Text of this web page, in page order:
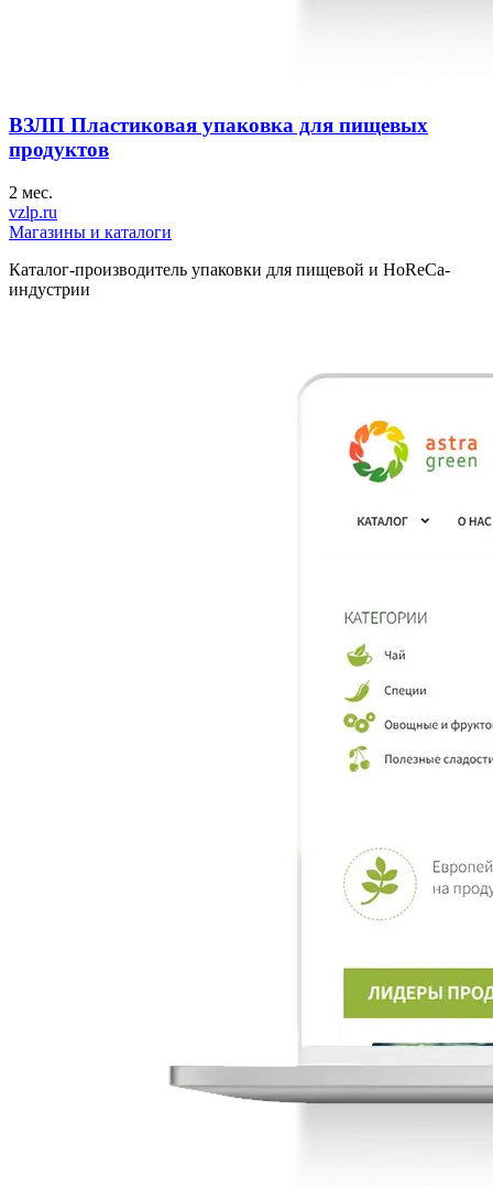
ВЗЛП Пластиковая упаковка для пищевых
продуктов
2 мес.
vzlp.ru
Магазины и каталоги
Каталог-производитель упаковки для пищевой и HoReCa-
индустрии